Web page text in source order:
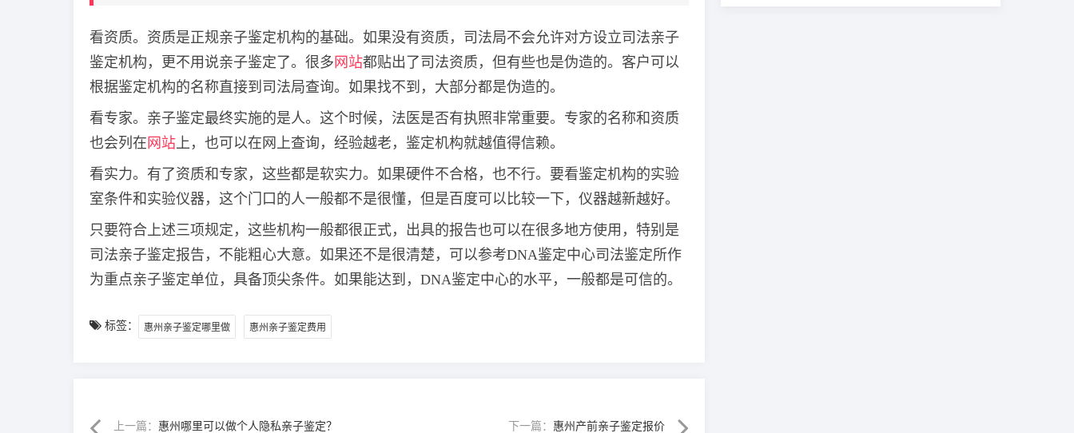
看资质。资质是正规亲子鉴定机构的基础。如果没有资质，司法局不会允许对方设立司法亲子
鉴定机构，更不用说亲子鉴定了。很多 网站都贴出了司法资质，但有些也是伪造的。客户可以
根据鉴定机构的名称直接到司法局查询。如果找不到，大部分都是伪造的。
看专家。亲子鉴定最终实施的是人。这个时候，法医是否有执照非常重要。专家的名称和资质
也会列在 网站 上，也可以在网上查询，经验越老，鉴定机构就越值得信赖。
看实力。有了资质和专家，这些都是软实力。如果硬件不合格，也不行。要看鉴定机构的实验
室条件和实验仪器，这个门口的人一般都不是很懂，但是百度可以比较一下，仪器越新越好。
只要符合上述三项规定，这些机构一般都很正式，出具的报告也可以在很多地方使用，特别是
司法亲子鉴定报告，不能粗心大意。如果还不是很清楚，可以参考DNA鉴定中心司法鉴定所作
为重点亲子鉴定单位，具备顶尖条件。如果能达到，DNA鉴定中心的水平，一般都是可信的。
标签： 惠州亲子鉴定哪里做 惠州亲子鉴定费用
上一篇： 惠州哪里可以做个人隐私亲子鉴定？ 下一篇： 惠州产前亲子鉴定报价